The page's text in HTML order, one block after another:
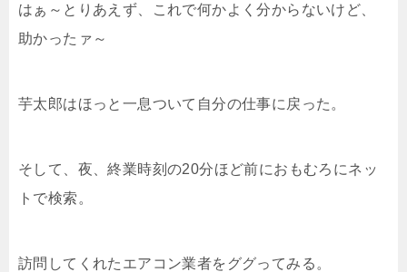
はぁ～とりあえず、これで何かよく分からないけど、
助かったァ～
芋太郎はほっと一息ついて自分の仕事に戻った。
そして、夜、終業時刻の20分ほど前におもむろにネッ
トで検索。
訪問してくれたエアコン業者をググってみる。